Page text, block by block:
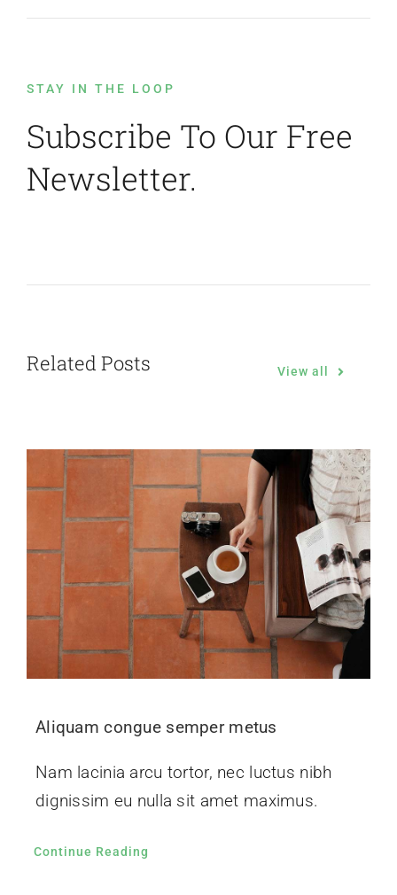
STAY IN THE LOOP
Subscribe To Our Free
Newsletter.
Related Posts View all
Aliquam congue semper metus
Nam lacinia arcu tortor, nec luctus nibh
dignissim eu nulla sit amet maximus.
Continue Reading